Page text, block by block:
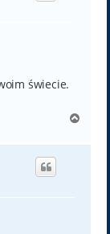
świecie.
g